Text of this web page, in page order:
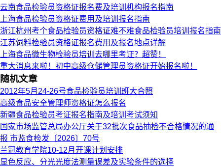
云南食品检验员资格证报名费及培训机构报名指南
上海食品检验员资格证费用及培训报名指南
浙江杭州考个食品检验员资格证难不难食品检验员培训报名指南
江苏饲料检验员资格证报名费用及报名地点详解
上海食品微生物检验员培训去哪里考证？超赞！
重大消息来啦！初中高级仓储管理员资格证开始报名啦！
随机文章
2012年5月24-26号食品检验员培训班大合照
高级食品安全管理师资格证怎么报名
新疆食品检验员考证报名指南及培训考试须知
国家市场监管总局办公厅关于32批次食品抽检不合格情况的通
报 市监食检发〔2026〕70号
兰冠教育学院10-12月开课计划安排
显色反应、分光光度法测量误差及实验条件的选择